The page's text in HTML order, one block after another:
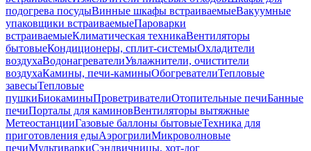
подогрева посудыВинные шкафы встраиваемыеВакуумные
упаковщики встраиваемыеПароварки
встраиваемыеКлиматическая техникаВентиляторы
бытовыеКондиционеры, сплит-системыОхладители
воздухаВодонагревателиУвлажнители, очистители
воздухаКамины, печи-каминыОбогревателиТепловые
завесыТепловые
пушкиБиокаминыПроветривателиОтопительные печиБанные
печиПорталы для каминовВентиляторы вытяжные
МетеостанцииГазовые баллоны бытовыеТехника для
приготовления едыАэрогрилиМикроволновые
печиМультиваркиСэндвичницы, хот-дог